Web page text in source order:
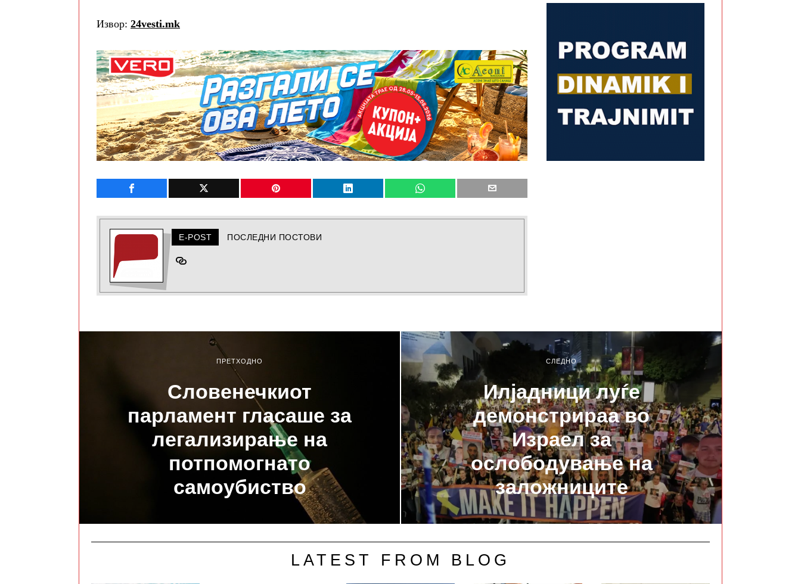
Извор: 24vesti.mk
E-POST ПОСЛЕДНИ ПОСТОВИ
ПРЕТХОДНО
Словенечкиот
парламент гласаше за
легализирање на
потпомогнато
самоубиство
СЛЕДНО
Илјадници луѓе
демонстрираа во
Израел за
ослободување на
заложниците
LATEST FROM BLOG